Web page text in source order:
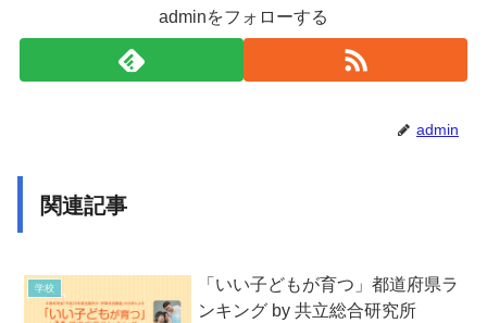
adminをフォローする
admin
関連記事
学校
「いい子どもが育つ」都道府県ラ
ンキング by 共立総合研究所